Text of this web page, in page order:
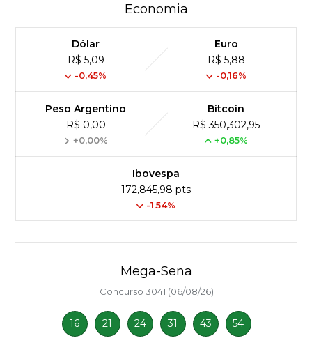
Economia
Dólar
R$ 5,09
-0,45%
Euro
R$ 5,88
-0,16%
Peso Argentino
R$ 0,00
+0,00%
Bitcoin
R$ 350,302,95
+0,85%
Ibovespa
172,845,98 pts
-1.54%
Mega-Sena
Concurso 3041 (06/08/26)
16 21 24 31 43 54